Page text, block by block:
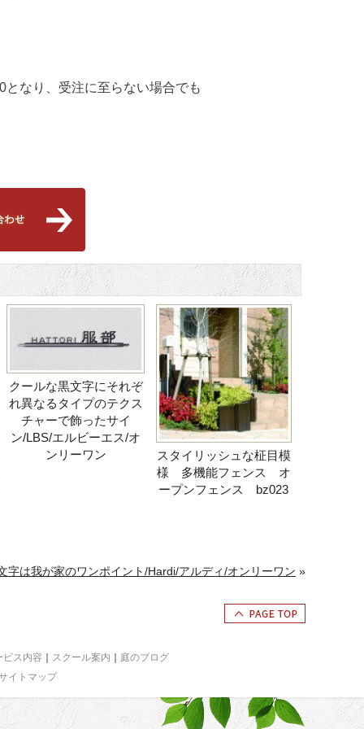
なり、受注に至らない場合でも
クールな黒文字にそれぞ
れ異なるタイプのテクス
チャーで飾ったサイ
ン/LBS/エルビーエス/オ
ンリーワン
スタイリッシュな柾目模
様 多機能フェンス オ
ープンフェンス bz023
字は我が家のワンポイント/Hardi/アルディ/オンリーワン »
ビス内容 スクール案内
庭のブログ
イトマップ